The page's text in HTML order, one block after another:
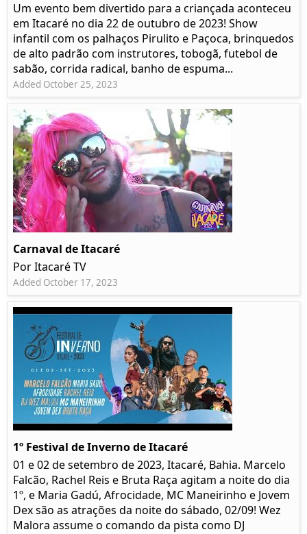
Um evento bem divertido para a criançada aconteceu
em Itacaré no dia 22 de outubro de 2023! Show
infantil com os palhaços Pirulito e Paçoca, brinquedos
de alto padrão com instrutores, tobogã, futebol de
sabão, corrida radical, banho de espuma...
Added October 25, 2023
Carnaval de Itacaré
Por Itacaré TV
Added October 17, 2023
1º Festival de Inverno de Itacaré
01 e 02 de setembro de 2023, Itacaré, Bahia. Marcelo
Falcão, Rachel Reis e Bruta Raça agitam a noite do dia
1º, e Maria Gadú, Afrocidade, MC Maneirinho e Jovem
Dex são as atrações da noite do sábado, 02/09! Wez
Malora assume o comando da pista como DJ